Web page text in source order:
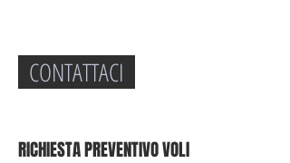
CONTATTACI
RICHIESTA PREVENTIVO VOLI